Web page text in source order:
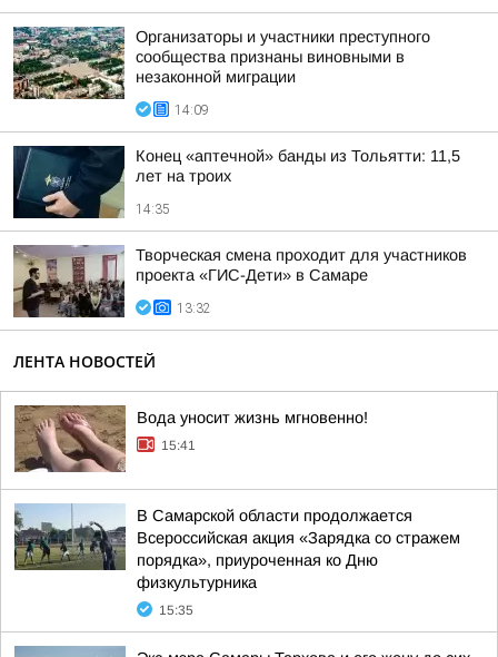
Организаторы и участники преступного
сообщества признаны виновными в
незаконной миграции
14:09
Конец «аптечной» банды из Тольятти: 11,5
лет на троих
14:35
Творческая смена проходит для участников
проекта «ГИС-Дети» в Самаре
13:32
ЛЕНТА НОВОСТЕЙ
Вода уносит жизнь мгновенно!
15:41
В Самарской области продолжается
Всероссийская акция «Зарядка со стражем
порядка», приуроченная ко Дню
физкультурника
15:35